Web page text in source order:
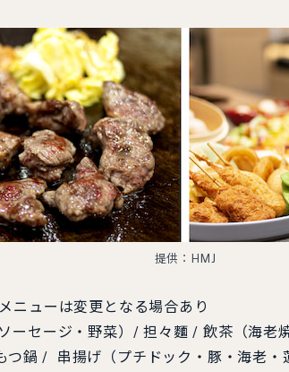
提供：HMJ
ニューは変更となる場合あり
ーセージ・野菜）/ 担々麵 / 飲茶（海老
つ鍋 / 串揚げ（プチドック・豚・海老